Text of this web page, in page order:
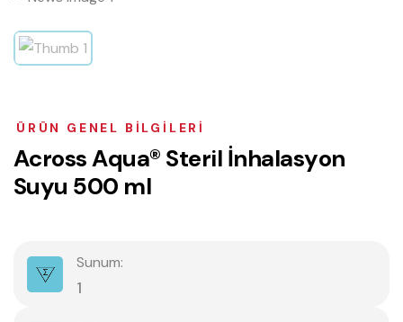
ÜRÜN GENEL BILGILERI
AcrossAqua® Steril İnhalasyon
Suyu 500 ml
Sunum:
1